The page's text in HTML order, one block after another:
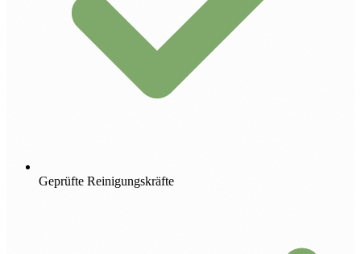
Geprüfte Reinigungskräfte